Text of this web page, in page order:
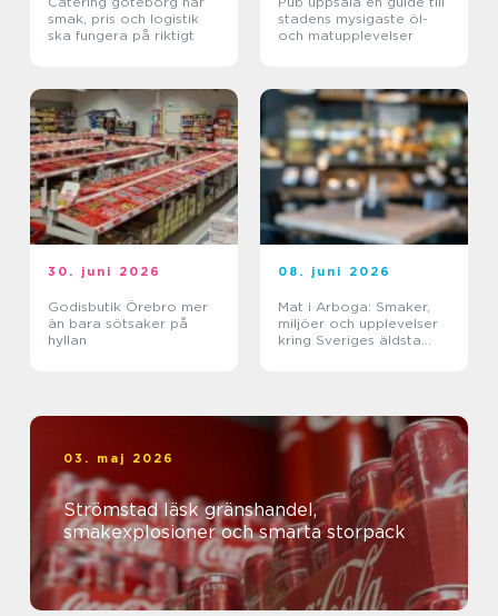
smak, pris och logistik
ska fungera på riktigt
stadens mysigaste öl-
och matupplevelser
30. juni 2026
Godisbutik Örebro mer
än bara sötsaker på
hyllan
08. juni 2026
Mat i Arboga: Smaker,
miljöer och upplevelser
kring Sveriges äldsta
03. maj 2026
Strömstad läsk gränshandel,
smakexplosioner och smarta storpack